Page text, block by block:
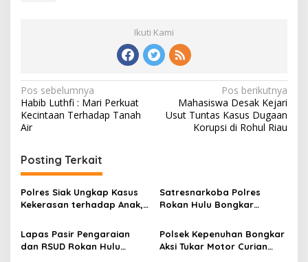
Ikuti Kami
Navigasi
pos
Pos sebelumnya
Habib Luthfi : Mari Perkuat
Kecintaan Terhadap Tanah
Air
Pos berikutnya
Mahasiswa Desak Kejari
Usut Tuntas Kasus Dugaan
Korupsi di Rohul Riau
Posting Terkait
Polres Siak Ungkap Kasus
Kekerasan terhadap Anak,
Satresnarkoba Polres
Rokan Hulu Bongkar
Pelaku Ditangkap di
Perkebunan Sawit
Lapas Pasir Pengaraian
dan RSUD Rokan Hulu
Polsek Kepenuhan Bongkar
Aksi Tukar Motor Curian